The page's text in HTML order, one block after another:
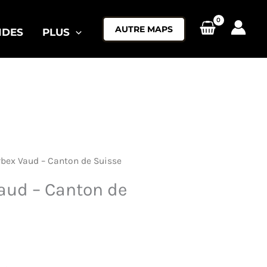
PLUS AUTRE MAPS
Vaud – Canton de Suisse
– Canton de